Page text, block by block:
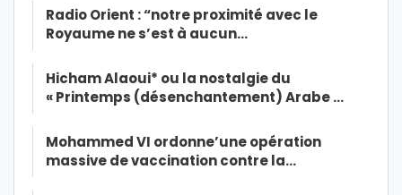
Radio Orient : “notre proximité avec le
Royaume ne s’est à aucun…
Hicham Alaoui* ou la nostalgie du
« Printemps (désenchantement) Arabe …
Mohammed VI ordonne’une opération
massive de vaccination contre la…